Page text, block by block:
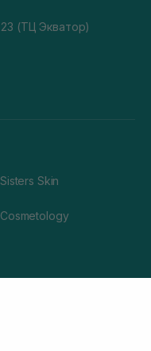
23 (ТЦ Экватор)
Sisters Skin
Cosmetology